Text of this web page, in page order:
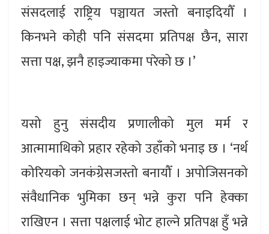
संसदलाई राष्ट्रिय पञ्चायत जस्तो बनाइदियौँ ।
किनभने कोही पनि संसदमा प्रतिपक्ष छैन, सारा
सत्ता पक्ष, झनै हाइज्याकमा परेको छ ।’
यसो हुनु संसदीय प्रणालीको मुल मर्म र
आत्मामाथिको प्रहार रहेको उहाँको भनाइ छ । ‘नर्थ
कोरियको जनकंग्रेसजस्तो बनायौँ । अपोजिसनको
संवैधानिक भुमिका छन् भन्ने कुरा पनि हेक्का
राखिएन । सत्ता पक्षलाई भोट हाल्ने प्रतिपक्ष हुँ भन्ने